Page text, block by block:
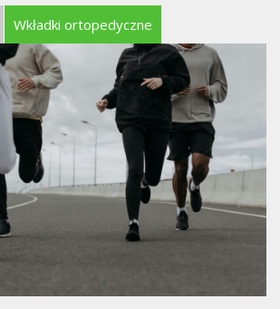
Wkładki ortopedyczne